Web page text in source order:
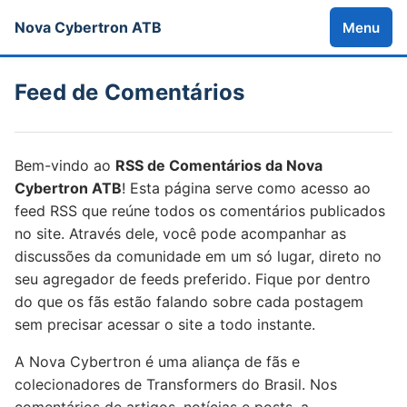
Nova Cybertron ATB Menu
Feed de Comentários
Bem-vindo ao RSS de Comentários da Nova
Cybertron ATB! Esta página serve como acesso ao
feed RSS que reúne todos os comentários publicados
no site. Através dele, você pode acompanhar as
discussões da comunidade em um só lugar, direto no
seu agregador de feeds preferido. Fique por dentro
do que os fãs estão falando sobre cada postagem
sem precisar acessar o site a todo instante.
A Nova Cybertron é uma aliança de fãs e
colecionadores de Transformers do Brasil. Nos